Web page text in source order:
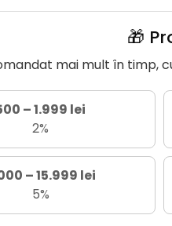
🎁
mai mult în timp,
– 1.999 lei
2%
– 15.999 lei
5%